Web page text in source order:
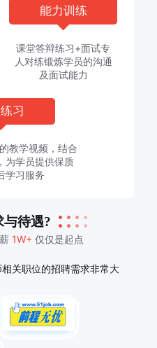
能力训练
课堂答辩练习+面试专
人对练锻炼学员的沟通
及面试能力
习
教学视频，结合
为学员提供保质
学习服务
与待遇?
1W+ 仅仅是起点
关职位的招聘需求非常大